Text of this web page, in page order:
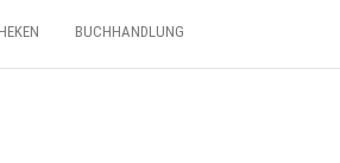
BUCHHANDLUNG